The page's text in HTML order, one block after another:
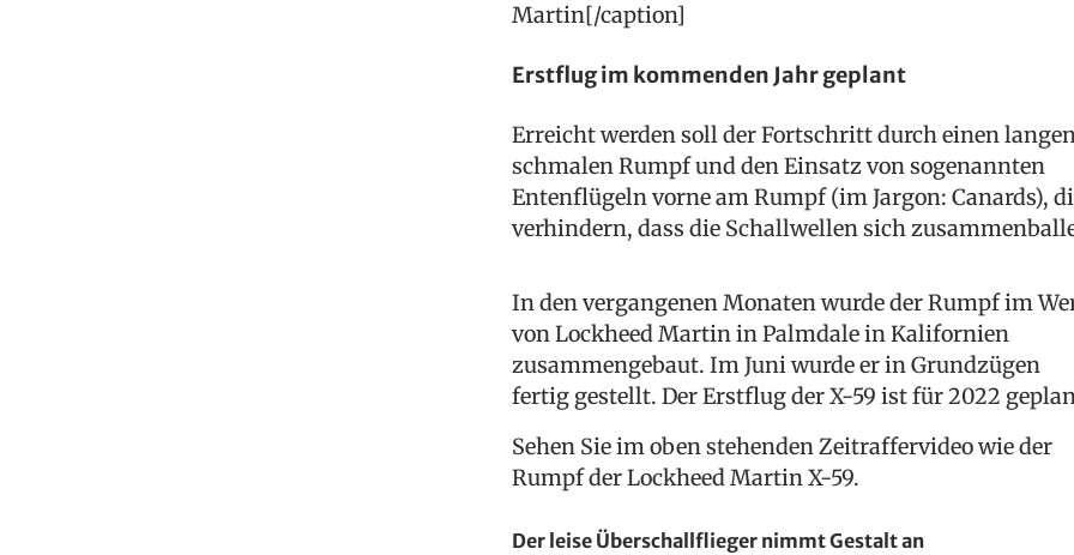
Martin[/caption]
Erstflug im kommenden Jahr geplant
Erreicht werden soll der Fortschritt durch einen
schmalen Rumpf und den Einsatz von sogenannten
Entenflügeln vorne am Rumpf (im Jargon: Canards),
verhindern, dass die Schallwellen sich
In den vergangenen Monaten wurde der Rumpf im
von Lockheed Martin in Palmdale in Kalifornien
zusammengebaut. Im Juni wurde er in Grundzügen
fertig gestellt. Der Erstflug der X-59 ist für 2022
Sehen Sie im oben stehenden Zeitraffervideo wie der
Rumpf der Lockheed Martin X-59.
Der leise Überschallflieger nimmt Gestalt an